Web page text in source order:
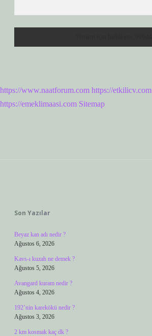
https://www.naatforum.com https://etkilicv.com
https://emeklimaasi.com Sitemap
Son Yazılar
Beyaz kan adı nedir ?
Ağustos 6, 2026
Kavs-ı kuzah ne demek ?
Ağustos 5, 2026
Avangard kuram nedir ?
Ağustos 4, 2026
192’nin karekökü nedir ?
Ağustos 3, 2026
2 km kosmak kaç dk ?